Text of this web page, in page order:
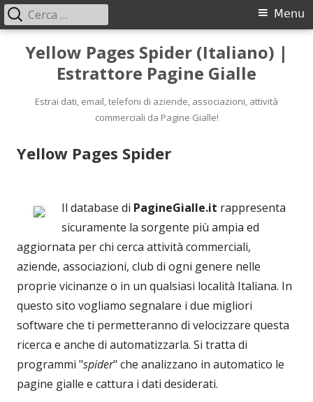
Yellow Pages Spider (Italiano) |
Estrattore Pagine Gialle
Estrai dati, email, telefoni di aziende, associazioni, attività
commerciali da Pagine Gialle!
Menu
principale
Menu
Ricerca
per:
Yellow Pages Spider
Il database di PagineGialle.it rappresenta
sicuramente la sorgente più ampia ed
aggiornata per chi cerca attività commerciali,
aziende, associazioni, club di ogni genere nelle
proprie vicinanze o in un qualsiasi località Italiana. In
questo sito vogliamo segnalare i due migliori
software che ti permetteranno di velocizzare questa
ricerca e anche di automatizzarla. Si tratta di
programmi "spider" che analizzano in automatico le
pagine gialle e cattura i dati desiderati.